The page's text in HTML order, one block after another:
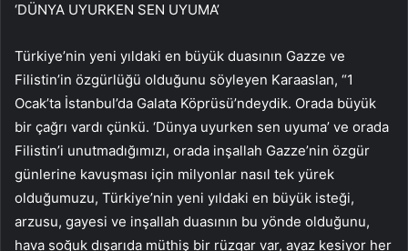
‘DÜNYA UYURKEN SEN UYUMA’
Türkiye’nin yeni yıldaki en büyük duasının Gazze ve
Filistin’in özgürlüğü olduğunu söyleyen Karaaslan, “1
Ocak’ta İstanbul’da Galata Köprüsü’ndeydik. Orada büyük
bir çağrı vardı çünkü. ‘Dünya uyurken sen uyuma’ ve orada
Filistin’i unutmadığımızı, orada inşallah Gazze’nin özgür
günlerine kavuşması için milyonlar nasıl tek yürek
olduğumuzu, Türkiye’nin yeni yıldaki en büyük isteği,
arzusu, gayesi ve inşallah duasının bu yönde olduğunu,
hava soğuk dışarıda müthiş bir rüzgar var, ayaz kesiyor her